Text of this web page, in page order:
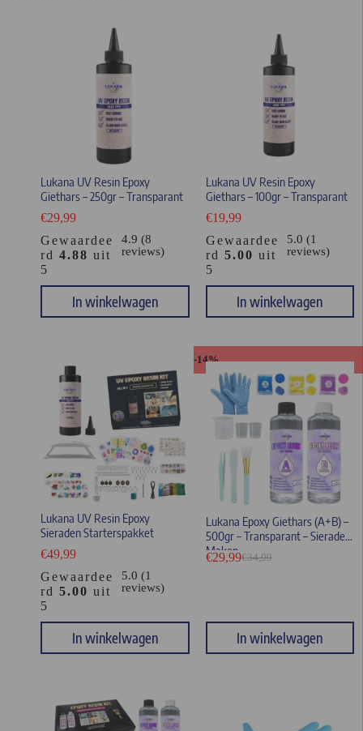
Lukana UV Resin Epoxy
Giethars – 250gr – Transparant
€29,99
Gewaardee
rd 4.88 uit
5
4.9 (8
reviews)
In winkelwagen
Lukana UV Resin Epoxy
Giethars – 100gr – Transparant
€19,99
Gewaardee
rd 5.00 uit
5
5.0 (1
reviews)
In winkelwagen
Lukana UV Resin Epoxy
Sieraden Starterspakket
€49,99
Gewaardee
rd 5.00 uit
5
5.0 (1
reviews)
In winkelwagen
-14%
Lukana Epoxy Giethars (A+B) –
500gr – Transparant – Sieraden
Maken €34,99
€29,99
In winkelwagen